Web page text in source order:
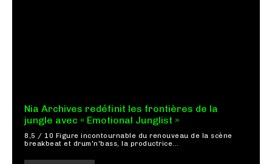
Nia Archives redéfinit les frontières de la
jungle avec « Emotional Junglist »
8,5 / 10 Figure incontournable du renouveau de la scène
breakbeat et drum'n'bass, la productrice...